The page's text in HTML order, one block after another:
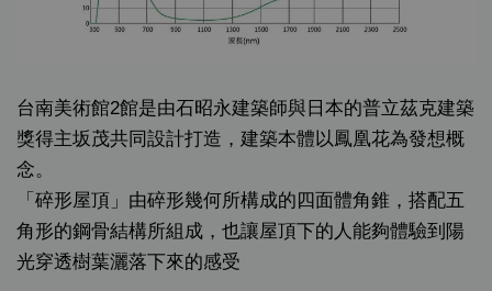
台南美術館2館是由石昭永建築師與日本的普立茲克建築
獎得主坂茂共同設計打造，建築本體以鳳凰花為發想概
念。
「碎形屋頂」由碎形幾何所構成的四面體角錐，搭配五
角形的鋼骨結構所組成，也讓屋頂下的人能夠體驗到陽
光穿透樹葉灑落下來的感受